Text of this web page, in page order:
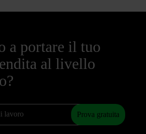
a portare il tuo
al livello
Prova gratuita